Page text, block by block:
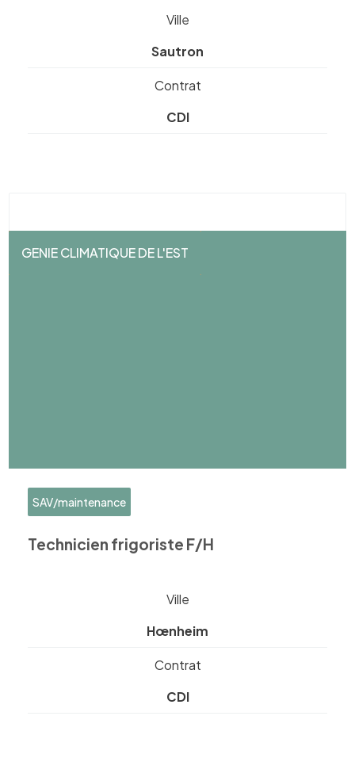
Ville
Sautron
Contrat
CDI
GENIE CLIMATIQUE DE L'EST
SAV/maintenance
Technicien frigoriste F/H
Ville
Hœnheim
Contrat
CDI